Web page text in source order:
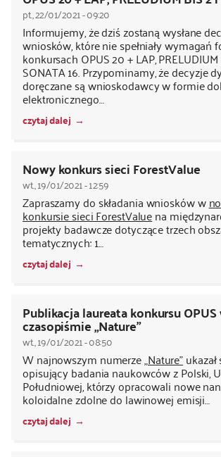
pt., 22/01/2021 - 09:20
Informujemy, że dziś zostaną wysłane
wniosków, które nie spełniały wymagań
konkursach OPUS 20 + LAP,
SONATA 16. Przypominamy, że decyzje
doręczane są wnioskodawcy w formie
elektronicznego…
czytaj dalej
Nowy konkurs sieci ForestValue
wt., 19/01/2021 - 12:59
Zapraszamy do składania wniosków w
konkursie sieci ForestValuena
projekty badawcze dotyczące trzech
tematycznych: 1…
czytaj dalej
Publikacja laureata konkursu
czasopiśmie „Nature”
wt., 19/01/2021 - 08:50
W najnowszym numerze„Nature”
opisujący badania naukowców z Polski,
Południowej, którzy opracowali nowe
koloidalne zdolne do lawinowej emisji…
czytaj dalej